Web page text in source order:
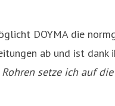
DOYMA die
ab und ist
setze ich auf